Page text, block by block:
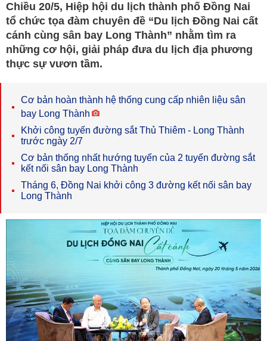
Chiều 20/5, Hiệp hội du lịch thành phố Đồng Nai
tổ chức tọa đàm chuyên đề “Du lịch Đồng Nai cất
cánh cùng sân bay Long Thành” nhằm tìm ra
những cơ hội, giải pháp đưa du lịch địa phương
thực sự vươn tầm.
Cơ bản hoàn thành hệ thống cung cấp nhiên liệu sân
bay Long Thành
Khởi công tuyến đường sắt Thủ Thiêm - Long Thành
trước ngày 2/7
Cơ bản thống nhất hướng tuyến của 2 tuyến đường sắt
kết nối sân bay Long Thành
Tháng 6, Đồng Nai khởi công 3 đường kết nối sân bay
Long Thành